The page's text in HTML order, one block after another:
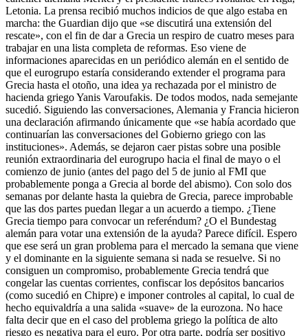
Letonia. La prensa recibió muchos indicios de que algo estaba en
marcha: the Guardian dijo que «se discutirá una extensión del
rescate», con el fin de dar a Grecia un respiro de cuatro meses para
trabajar en una lista completa de reformas. Eso viene de
informaciones aparecidas en un periódico alemán en el sentido de
que el eurogrupo estaría considerando extender el programa para
Grecia hasta el otoño, una idea ya rechazada por el ministro de
hacienda griego Yanis Varoufakis. De todos modos, nada semejante
sucedió. Siguiendo las conversaciones, Alemania y Francia hicieron
una declaración afirmando únicamente que «se había acordado que
continuarían las conversaciones del Gobierno griego con las
instituciones». Además, se dejaron caer pistas sobre una posible
reunión extraordinaria del eurogrupo hacia el final de mayo o el
comienzo de junio (antes del pago del 5 de junio al FMI que
probablemente ponga a Grecia al borde del abismo). Con solo dos
semanas por delante hasta la quiebra de Grecia, parece improbable
que las dos partes puedan llegar a un acuerdo a tiempo. ¿Tiene
Grecia tiempo para convocar un referéndum? ¿O el Bundestag
alemán para votar una extensión de la ayuda? Parece difícil. Espero
que ese será un gran problema para el mercado la semana que viene
y el dominante en la siguiente semana si nada se resuelve. Si no
consiguen un compromiso, probablemente Grecia tendrá que
congelar las cuentas corrientes, confiscar los depósitos bancarios
(como sucedió en Chipre) e imponer controles al capital, lo cual de
hecho equivaldría a una salida «suave» de la eurozona. No hace
falta decir que en el caso del problema griego la política de alto
riesgo es negativa para el euro. Por otra parte, podría ser positivo